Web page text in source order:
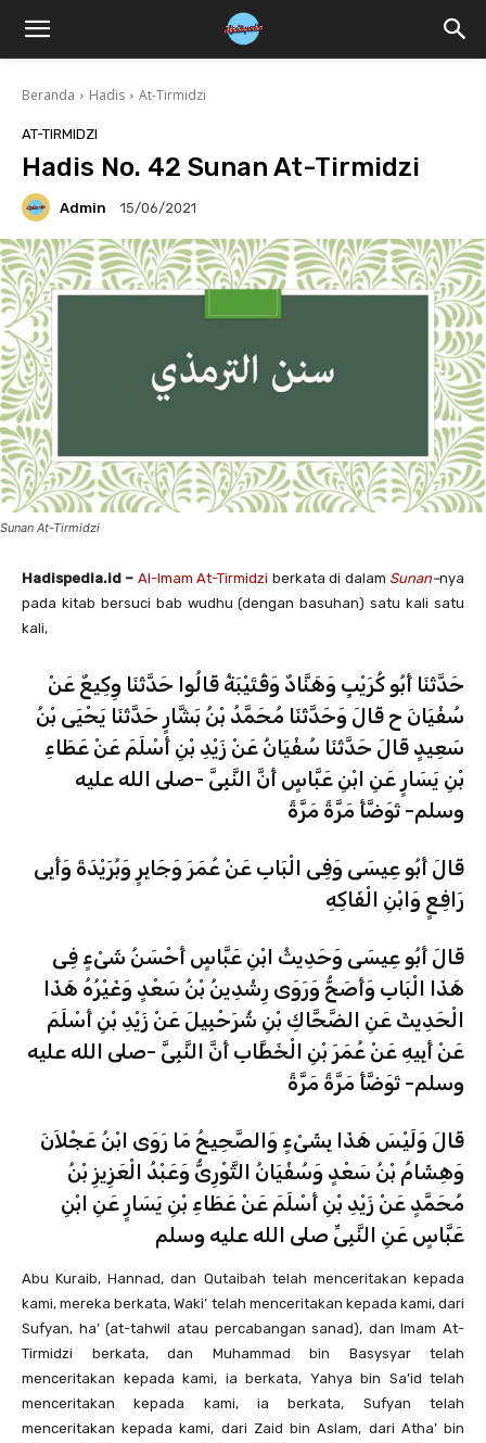
Beranda Hadis At-Tirmidzi
AT-TIRMIDZI
Hadis No. 42 Sunan At-Tirmidzi
Admin 15/06/2021
Sunan At-Tirmidzi
Hadispedia.id – Al-Imam At-Tirmidzi berkata di dalam Sunan–nya
pada kitab bersuci bab wudhu (dengan basuhan) satu kali satu
kali,
حَدَّثَنَا أَبُو كُرَيْبٍ وَهَنَّادٌ وَقُتَيْبَةُ قَالُوا حَدَّثَنَا وِكِيعٌ عَنْ
سُفْيَانَ ح قَالَ وَحَدَّثَنَا مُحَمَّدُ بْنُ بَشَّارٍ حَدَّثَنَا يَحْيَى بْنُ
سَعِيدٍ قَالَ حَدَّثَنَا سُفْيَانُ عَنْ زَيْدِ بْنِ أَسْلَمَ عَنْ عَطَاءِ
بْنِ يَسَارٍ عَنِ ابْنِ عَبَّاسٍ أَنَّ النَّبِىَّ -صلى الله عليه
وسلم- تَوَضَّأَ مَرَّةً مَرَّةً
قَالَ أَبُو عِيسَى وَفِى الْبَابِ عَنْ عُمَرَ وَجَابِرٍ وَبُرَيْدَةَ وَأَبِى
رَافِعٍ وَابْنِ الْفَاكِهِ
قَالَ أَبُو عِيسَى وَحَدِيثُ ابْنِ عَبَّاسٍ أَحْسَنُ شَىْءٍ فِى
هَذَا الْبَابِ وَأَصَحُّ وَرَوَى رِشْدِينُ بْنُ سَعْدٍ وَغَيْرُهُ هَذَا
الْحَدِيثَ عَنِ الضَّحَّاكِ بْنِ شُرَحْبِيلَ عَنْ زَيْدِ بْنِ أَسْلَمَ
عَنْ أَبِيهِ عَنْ عُمَرَ بْنِ الْخَطَّابِ أَنَّ النَّبِىَّ -صلى الله عليه
وسلم- تَوَضَّأَ مَرَّةً مَرَّةً
قَالَ وَلَيْسَ هَذَا بِشَىْءٍ وَالصَّحِيحُ مَا رَوَى ابْنُ عَجْلاَنَ
وَهِشَامُ بْنُ سَعْدٍ وَسُفْيَانُ الثَّوْرِىُّ وَعَبْدُ الْعَزِيزِ بْنُ
مُحَمَّدٍ عَنْ زَيْدِ بْنِ أَسْلَمَ عَنْ عَطَاءِ بْنِ يَسَارٍ عَنِ ابْنِ
عَبَّاسٍ عَنِ النَّبِىِّ صلى الله عليه وسلم
Abu Kuraib, Hannad, dan Qutaibah telah menceritakan kepada
kami, mereka berkata, Waki’ telah menceritakan kepada kami, dari
Sufyan, ha’ (at-tahwil atau percabangan sanad), dan Imam At-
Tirmidzi berkata, dan Muhammad bin Basysyar telah
menceritakan kepada kami, ia berkata, Yahya bin Sa’id telah
menceritakan kepada kami, ia berkata, Sufyan telah
menceritakan kepada kami, dari Zaid bin Aslam, dari Atha’ bin